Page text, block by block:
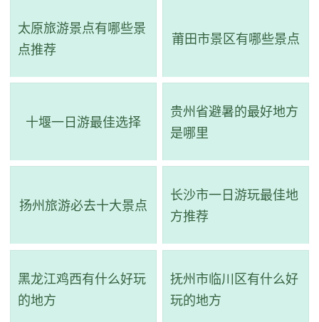
公园的一个景区之一。哈巴湖自然保护区的植被在区系上属
于欧亚草原区，亚洲中部地区，中国黄土高原草原省至内蒙
古草原省的过渡地带。根据调查，保护区内已知各类植物507
种，分属76科，276属。其中野生植物54科173属，323种，
栽培植物46科184种。有国家重点保护植物沙冬青1种，药用
家一级保护鸟类2种；国家二级保护鸟类16种；国家二级保护
太原旅游景点有哪些景
点推荐
莆田市景区有哪些景点
十堰一日游最佳选择
贵州省避暑的最好地方
是哪里
扬州旅游必去十大景点
长沙市一日游玩最佳地
方推荐
黑龙江鸡西有什么好玩
的地方
抚州市临川区有什么好
玩的地方